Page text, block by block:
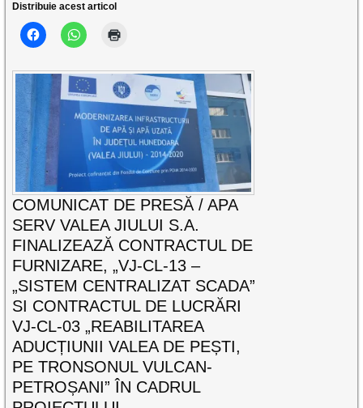
Distribuie acest articol
COMUNICAT DE PRESĂ / APA
SERV VALEA JIULUI S.A.
FINALIZEAZĂ CONTRACTUL DE
FURNIZARE, „VJ-CL-13 –
„SISTEM CENTRALIZAT SCADA”
SI CONTRACTUL DE LUCRĂRI
VJ-CL-03 „REABILITAREA
ADUCȚIUNII VALEA DE PEȘTI,
PE TRONSONUL VULCAN-
PETROȘANI” ÎN CADRUL